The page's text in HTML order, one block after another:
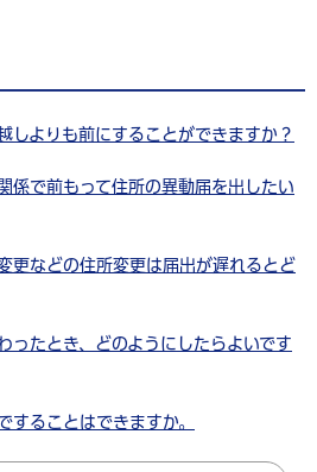
しよりも前にすることができますか？
係で前もって住所の異動届を出したい
更などの住所変更は届出が遅れるとど
ったとき、どのようにしたらよいです
することはできますか。